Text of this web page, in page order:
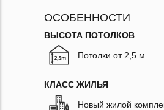
ОСОБЕННОСТИ
ВЫСОТА ПОТОЛКОВ
Потолки от 2,5 м
КЛАСС ЖИЛЬЯ
Новый жилой